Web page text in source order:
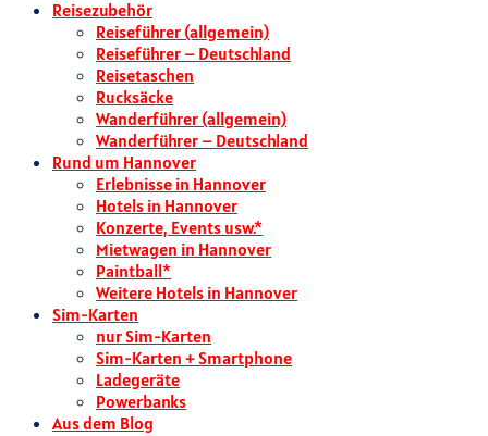
Reisezubehör
Reiseführer (allgemein)
Reiseführer – Deutschland
Reisetaschen
Rucksäcke
Wanderführer (allgemein)
Wanderführer – Deutschland
Rund um Hannover
Erlebnisse in Hannover
Hotels in Hannover
Konzerte, Events usw.*
Mietwagen in Hannover
Paintball*
Weitere Hotels in Hannover
Sim-Karten
nur Sim-Karten
Sim-Karten + Smartphone
Ladegeräte
Powerbanks
Aus dem Blog